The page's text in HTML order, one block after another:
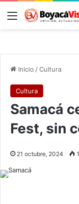
Menú
Inicio /Cultura
Cultura
Samacá
Fest, sin
21 octubre, 2024